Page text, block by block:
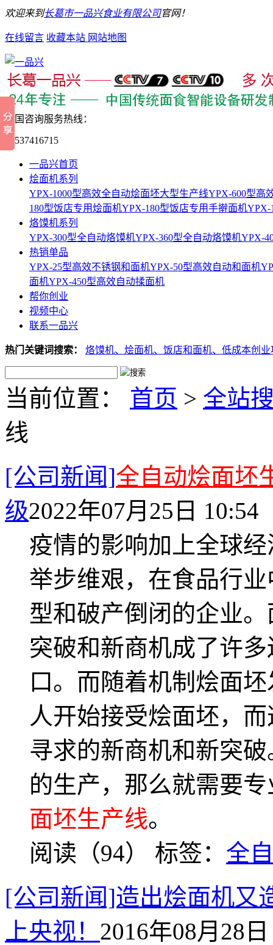
欢迎来到长葛市一品兴食业有限公司官网！
在线留言 收藏本站 网站地图
全国咨询服务热线：
15537416715
一品兴首页
烩面机系列
YPX-1000型高效全自动烩面坯大型生产线YPX-600型高
180型饭店专用烩面机YPX-180型饭店专用手擀面机YPX-
烙馍机系列
YPX-300型全自动烙馍机YPX-360型全自动烙馍机YPX-
热销单品
YPX-25型高效不锈钢和面机YPX-50型高效自动和面机
面机YPX-450型高效自动揉面机
帮你创业
视频中心
联系一品兴
热门关键词搜索： 烙馍机、 烩面机、 饭店和面机、 低成本创业
当前位置： 首页 > 全站
线
[公司新闻]全自动烩面坯
级2022年07月25日 10:54
疫情的影响加上全球
举步维艰，在食品行
型和破产倒闭的企业
突破和新商机成了许
口。而随着机制烩面
人开始接受烩面坯，
寻求的新商机和新突
的生产，那么就需要
面坯生产线。
阅读（94） 标签： 全
[公司新闻]造出烩面机又
上央视！ 2016年08月28